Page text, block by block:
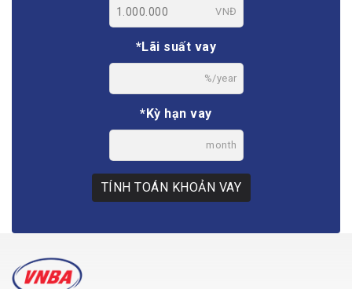
VNĐ
*Lãi suất vay
%/year
*Kỳ hạn vay
month
TÍNH TOÁN KHOẢN VAY